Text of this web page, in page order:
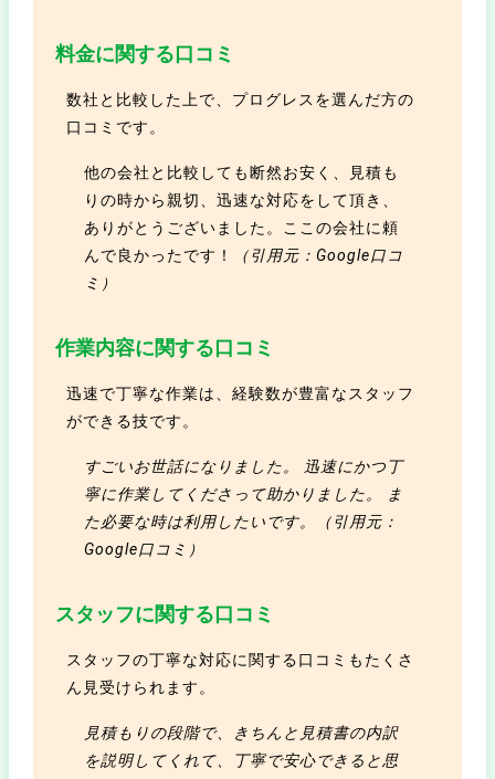
料金に関する口コミ
数社と比較した上で、プログレスを選んだ方の
口コミです。
他の会社と比較しても断然お安く、見積も
りの時から親切、迅速な対応をして頂き、
ありがとうございました。ここの会社に頼
んで良かったです！
（引用元：Google口コ
ミ）
作業内容に関する口コミ
迅速で丁寧な作業は、経験数が豊富なスタッフ
ができる技です。
すごいお世話になりました。 迅速にかつ丁
寧に作業してくださって助かりました。 ま
た必要な時は利用したいです。（引用元：
Google口コミ）
スタッフに関する口コミ
スタッフの丁寧な対応に関する口コミもたくさ
ん見受けられます。
見積もりの段階で、きちんと見積書の内訳
を説明してくれて、丁寧で安心できると思